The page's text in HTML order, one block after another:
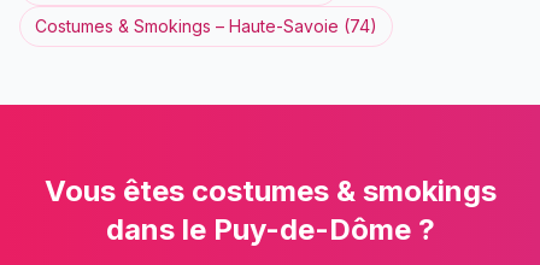
Costumes & Smokings – Haute-Savoie (74)
Vous êtes costumes & smokings
dans le Puy-de-Dôme?